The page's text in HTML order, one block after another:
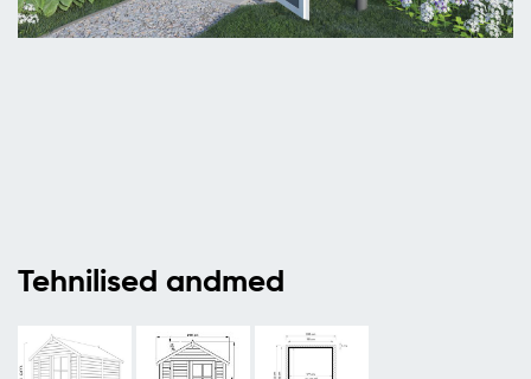
Tehnilised andmed